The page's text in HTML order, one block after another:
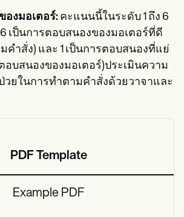
องมอเตอร์: คะแนนนี้ในระดับ 1 ถึง 6
เป็นการตอบสนองของมอเตอร์ที่ดี
คำสั่ง) และ 1 เป็นการตอบสนองที่แย่
อบสนองของมอเตอร์)ประเมินความ
วยในการทำตามคำสั่งด้วยวาจาและ
PDF Template
Example PDF